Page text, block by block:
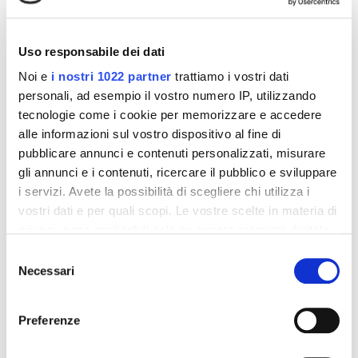
Uso responsabile dei dati
Noi e i nostri 1022 partner trattiamo i vostri dati
personali, ad esempio il vostro numero IP, utilizzando
tecnologie come i cookie per memorizzare e accedere
alle informazioni sul vostro dispositivo al fine di
pubblicare annunci e contenuti personalizzati, misurare
gli annunci e i contenuti, ricercare il pubblico e sviluppare
i servizi. Avete la possibilità di scegliere chi utilizza i
vostri dati e per quali scopi. Le vostre scelte in materia di
modificare o revocare il proprio consenso in qualsiasi
momento dalla Dichiarazione sui cookie o facendo clic
delNecessari
Preferenze
interessarti
Amin 21 K al cacao - 21
32,00 €
-42%
Integratori per dimagrire
Amin 21 K neutro
55,18 €